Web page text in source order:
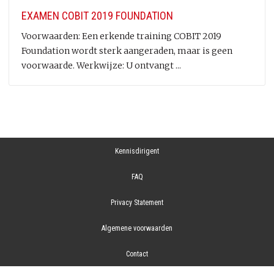
EXAMEN COBIT 2019 FOUNDATION
Voorwaarden: Een erkende training COBIT 2019
Foundation wordt sterk aangeraden, maar is geen
voorwaarde. Werkwijze: U ontvangt ...
Kennisdirigent
FAQ
Privacy Statement
Algemene voorwaarden
Contact